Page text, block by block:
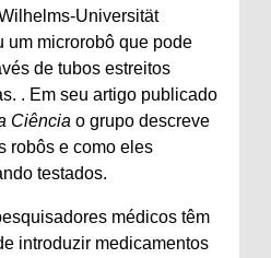
Universität
um microrobô que pode
de tubos estreitos
. Em seu artigo publicado
Ciência o grupo descreve
robôs e como eles
testados.
médicos têm
introduzir medicamentos